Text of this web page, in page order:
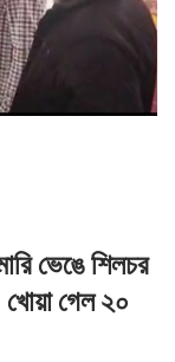
ভেঙে শিলচর
খোয়া গেল ২০